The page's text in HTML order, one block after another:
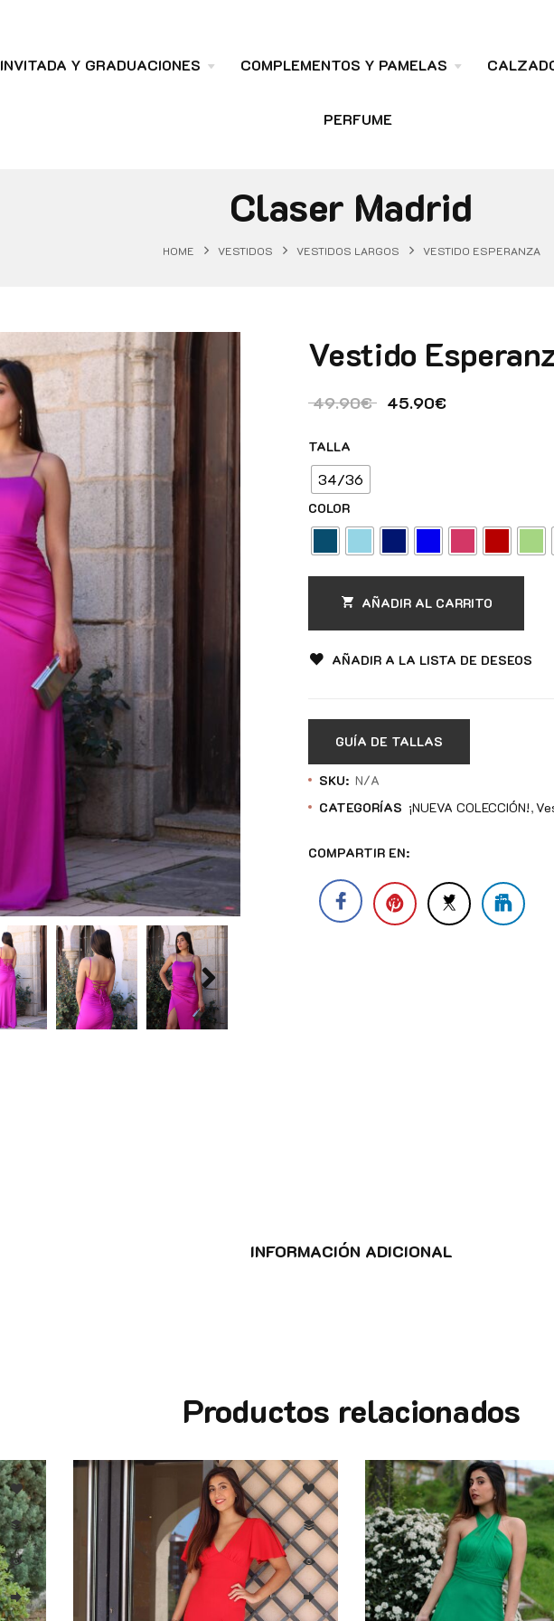
INVITADA Y GRADUACIONES COMPLEMENTOS Y PAMELAS
PERFUME
Claser Madrid
HOME VESTIDOS VESTIDOS LARGOS VESTIDO ESPERANZA
Vestido
49.90€ El precio original era:
45.90€El precio
TALLA
34/36
COLOR
AÑADIR AL CARRITO
AÑADIR A LA LISTA DE DESEOS
GUÍA DE TALLAS
SKU: N/A
CATEGORÍAS ¡NUEVA COLECCIÓN!
COMPARTIR EN:
INFORMACIÓN ADICIONAL
Productos relacionados